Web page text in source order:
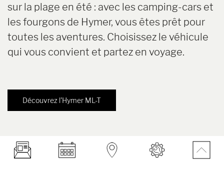
sur la plage en été : avec les camping-cars et
les fourgons de Hymer, vous êtes prêt pour
toutes les aventures. Choisissez le véhicule
qui vous convient et partez en voyage.
Découvrez l'Hymer ML-T